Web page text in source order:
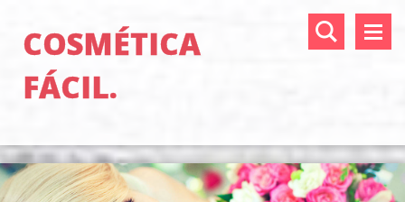
COSMÉTICA
FÁCIL.